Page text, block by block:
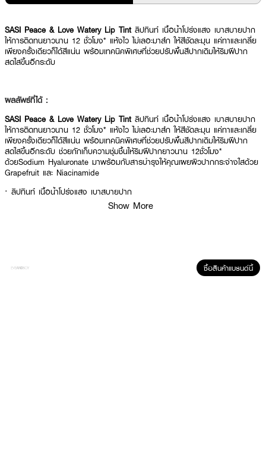
SASI Peace & Love Watery Lip Tint ลิปทินท์ เนื้อน้ำโปร่งแสง เบาสบายปาก
ให้การติดทนยาวนาน 12 ชั่วโมง* แห้งไว ไม่เลอะมาส์ก ให้สีชัดละมุน แค่ทาและเกลี่ย
เพียงครั้งเดียวก็ได้สีแน่น พร้อมเทคนิคพิเศษที่ช่วยปรับพื้นสีปากเดิมให้ริมฝีปาก
สดใสขึ้นอีกระดับ
ผลลัพธ์ที่ได้ :
SASI Peace & Love Watery Lip Tint ลิปทินท์ เนื้อน้ำโปร่งแสง เบาสบายปาก
ให้การติดทนยาวนาน 12 ชั่วโมง* แห้งไว ไม่เลอะมาส์ก ให้สีชัดละมุน แค่ทาและเกลี่ย
เพียงครั้งเดียวก็ได้สีแน่น พร้อมเทคนิคพิเศษที่ช่วยปรับพื้นสีปากเดิมให้ริมฝีปาก
สดใสขึ้นอีกระดับ ช่วยกักเก็บความชุ่มชื้นให้ริมฝีปากยาวนาน 12ชั่วโมง*
ด้วยSodium Hyaluronate มาพร้อมกับสารบำรุงให้คุณเผยผิวปากกระจ่างใสด้วย
Grapefruit และ Niacinamide
· ลิปทินท์ เนื้อน้ำโปร่งแสง เบาสบายปาก
มี 12 เฉดสีให้เลือก
Show More
ซื้อสินค้าแบรนด์นี้